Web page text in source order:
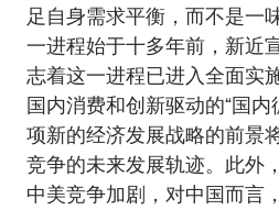
足自身需求平衡，而不是一
一进程始于十多年前，新近
志着这一进程已进入全面实
国内消费和创新驱动的“国
项新的经济发展战略的前景
竞争的未来发展轨迹。此外
中美竞争加剧，对中国而言